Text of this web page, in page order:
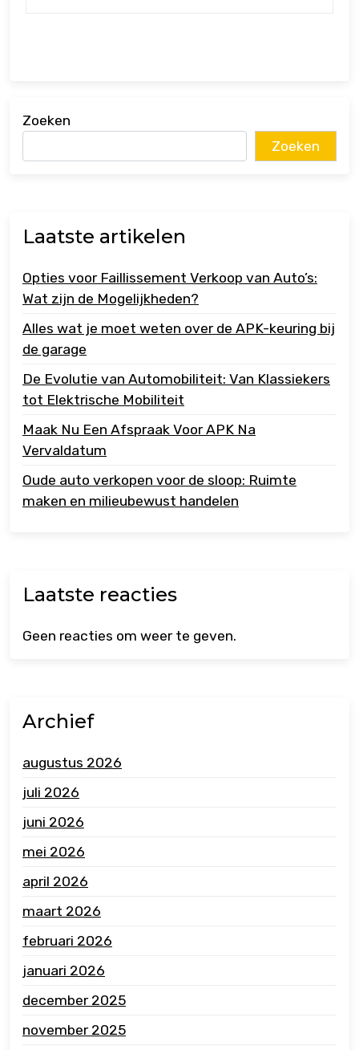
Zoeken
Zoeken
Laatste artikelen
Opties voor Faillissement Verkoop van Auto’s:
Wat zijn de Mogelijkheden?
Alles wat je moet weten over de APK-keuring bij
de garage
De Evolutie van Automobiliteit: Van Klassiekers
tot Elektrische Mobiliteit
Maak Nu Een Afspraak Voor APK Na
Vervaldatum
Oude auto verkopen voor de sloop: Ruimte
maken en milieubewust handelen
Laatste reacties
Geen reacties om weer te geven.
Archief
augustus 2026
juli 2026
juni 2026
mei 2026
april 2026
maart 2026
februari 2026
januari 2026
december 2025
november 2025